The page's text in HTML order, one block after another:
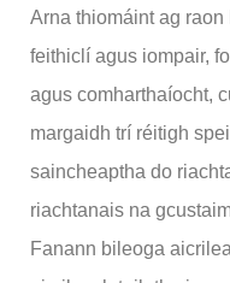
Arna thiomáint ag
feithiclí agus iompair,
agus comharthaíocht,
margaidh trí réitigh
saincheaptha do
riachtanais na
Fanann bileoga